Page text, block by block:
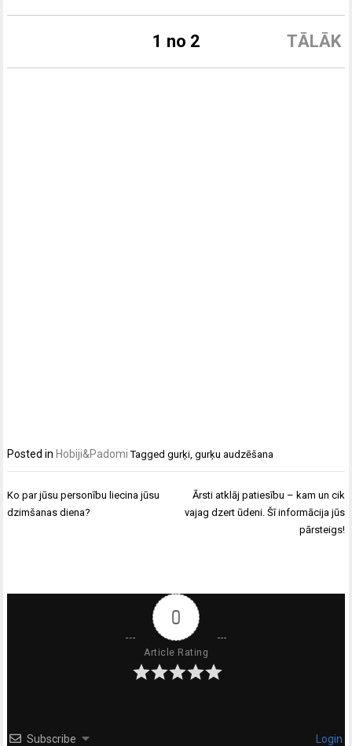
TĀLĀK
1 no 2
Posted in Hobiji&Padomi Taggedgurķi ,gurķu audzēšana
Ziņu
izvēlne
Ko par jūsu personību liecina jūsu
dzimšanas diena?
Ārsti atklāj patiesību – kam un cik
vajag dzert ūdeni. Šī informācija jūs
pārsteigs!
0
Article Rating
Subscribe Login